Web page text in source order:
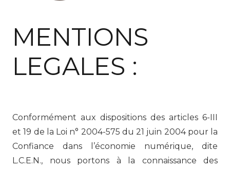
MENTIONS
LEGALES :
Conformément aux dispositions des articles 6-III
et 19 de la Loi n° 2004-575 du 21 juin 2004 pour la
Confiance dans l’économie numérique, dite
L.C.E.N., nous portons à la connaissance des